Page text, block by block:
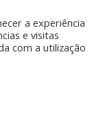
Desenvolvido
a experiência
e visitas
com a utilização